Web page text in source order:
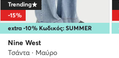
extra -10% Κωδικός: SUMMER
Trending
-15%
Nine West
Τσάντα · Μαύρο